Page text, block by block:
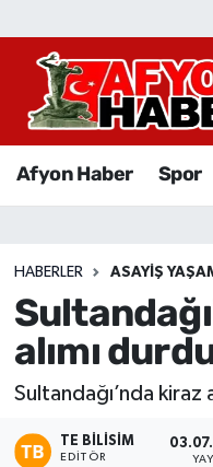
Afyon Haber Spor
HABERLER ASAYIŞ
alımı
Sultandağı’nda kiraz
TE BILISIM
EDITÖR
Afyon Haber
Sağlık
Eğitim